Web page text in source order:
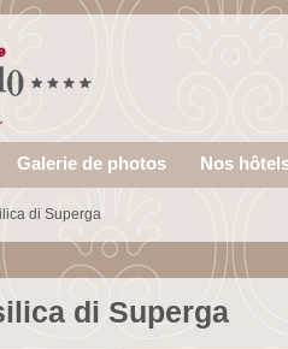
Galerie de photos Nos
di Superga
di Superga